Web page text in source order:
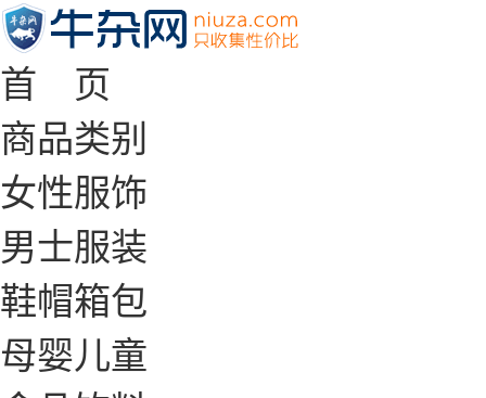
首 页
商品类别
女性服饰
男士服装
鞋帽箱包
母婴儿童